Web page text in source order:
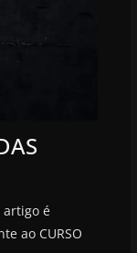
artigo é
ao CURSO